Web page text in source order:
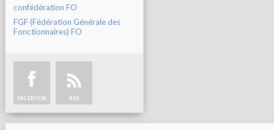
confédération FO
FGF (Fédération Générale des
Fonctionnaires) FO
FACEBOOK RSS